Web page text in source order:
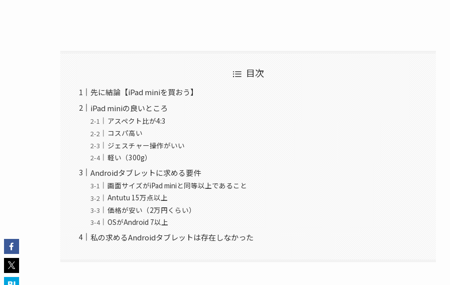
目次
先に結論【iPad miniを買おう】
iPad miniの良いところ
アスペクト比が4:3
コスパ高い
ジェスチャー操作がいい
軽い（300g）
Androidタブレットに求める要件
画面サイズがiPad miniと同等以上であること
Antutu 15万点以上
価格が安い（2万円くらい）
OSがAndroid 7以上
私の求めるAndroidタブレットは存在しなかった